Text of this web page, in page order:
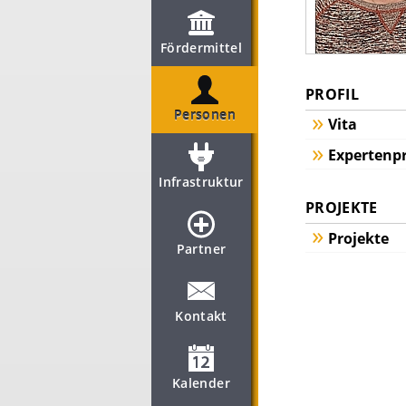
Fördermittel
Personen
Infrastruktur
Partner
Kontakt
Kalender
PROFIL
Vita
PROJEKTE
Projekte